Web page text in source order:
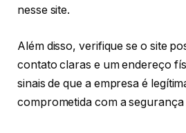
nesse site.
Além disso, verifique se o site
contato claras e um endereço
sinais de que a empresa é
comprometida com a segurança